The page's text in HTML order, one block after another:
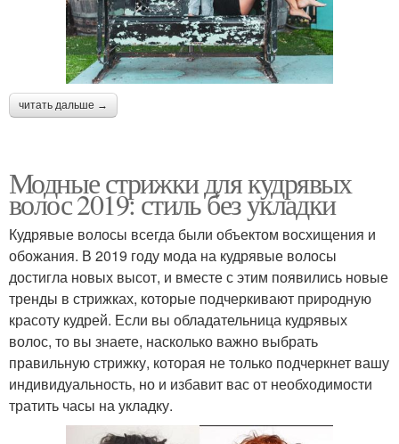
читать дальше →
Модные стрижки для кудрявых
волос 2019: стиль без укладки
Кудрявые волосы всегда были объектом восхищения и
обожания. В 2019 году мода на кудрявые волосы
достигла новых высот, и вместе с этим появились новые
тренды в стрижках, которые подчеркивают природную
красоту кудрей. Если вы обладательница кудрявых
волос, то вы знаете, насколько важно выбрать
правильную стрижку, которая не только подчеркнет вашу
индивидуальность, но и избавит вас от необходимости
тратить часы на укладку.